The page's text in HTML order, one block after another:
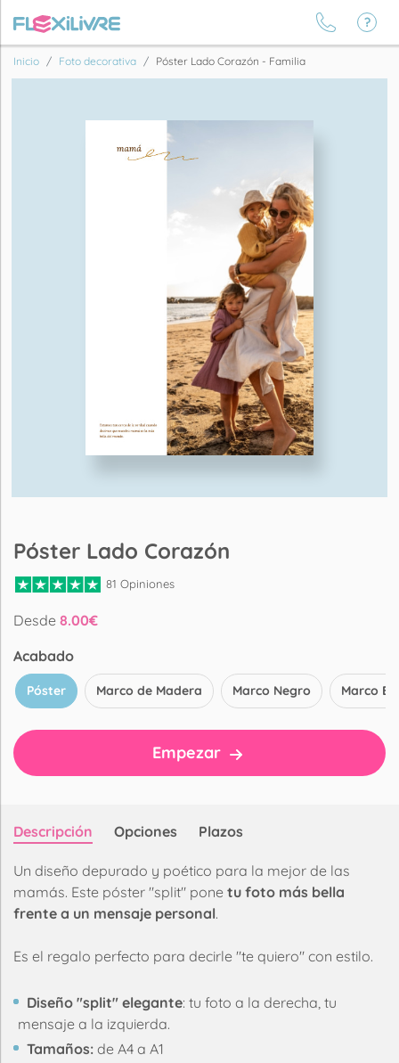
Inicio Foto decorativa Póster Lado Corazón - Familia
Póster Lado Corazón
81 Opiniones
Desde 8.00€
Acabado
Póster Marco de Madera Marco Negro Marco
Empezar
Descripción Opciones Plazos
Un diseño depurado y poético para la mejor de las
mamás. Este póster "split" pone tu foto más bella
frente a un mensaje personal.
Es el regalo perfecto para decirle "te quiero" con estilo.
Diseño "split" elegante: tu foto a la derecha, tu
mensaje a la izquierda.
Tamaños: de A4 a A1